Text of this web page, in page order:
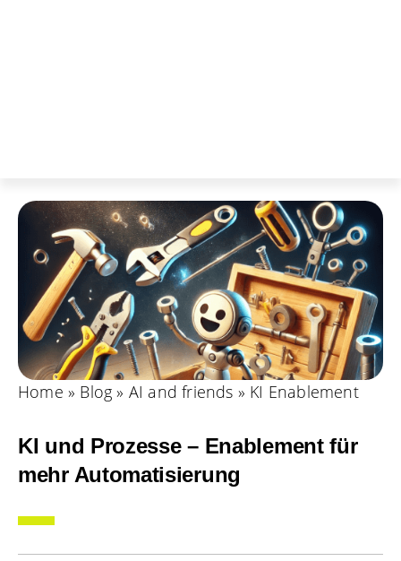
Home » Blog » AI and friends » KI Enablement
KI und Prozesse – Enablement für
mehr Automatisierung